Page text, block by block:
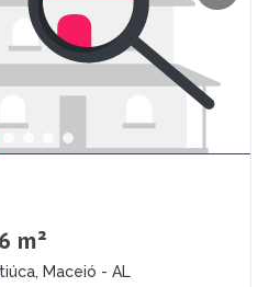
m²
Maceió - AL